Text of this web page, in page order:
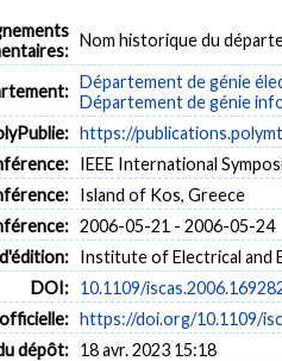
Nom historique du
Département de génie
Département de génie
https://
IEEE International
Island of Kos, Greece
2006-05-21 - 2006-05-24
Institute of Electrical and
DOI: 10.1109/
https://doi.org/10.1109/
dépôt: 18 avr. 2023 15:18